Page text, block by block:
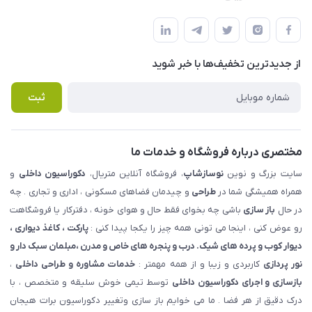
املاک مدنی - نوساز شاپ
لیست محصولات
درباره ما
قوانین و مقررات
حریم خصوصی
راهنما
پرسش های متداول
از جدید‌ترین تخفیف‌ها با‌ خبر شوید
ثبت
مختصری درباره فروشگاه و خدمات ما
سایت بزرگ و نویننوسازشاپ، فروشگاه آنلاین متریال، دکوراسیون داخلی و
همراه همیشگی شما درطراحی و چیدمان فضاهای مسکونی ، اداری و تجاری . چه
در حال باز سازی باشی چه بخوای فقط حال و هوای خونه ، دفترکار یا فروشگاهت
رو عوض کنی ، اینجا می تونی همه چیز را یکجا پیدا کنی :پارکت ، کاغذ دیواری ،
دیوار کوب و پرده های شیک. درب و پنجره های خاص و مدرن ،مبلمان سبک دار و
نور پردازی کاربردی و زیبا و از همه مهمتر : خدمات مشاوره و طراحی داخلی ،
بازسازی و اجرای دکوراسیون داخلی توسط تیمی خوش سلیقه و متخصص ، با
درک دقیق از هر فضا . ما می خوایم باز سازی وتغییر دکوراسیون برات هیجان